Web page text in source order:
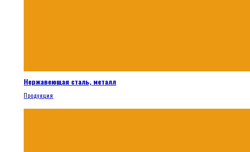
Нержавеющая сталь, металл
Продукция